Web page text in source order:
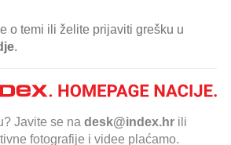
o temi ili želite prijaviti grešku u
.
Javite se na desk@index.hr ili
fotografije i videe plaćamo.